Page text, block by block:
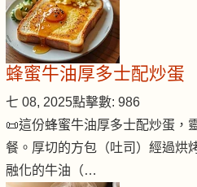
蜂蜜牛油厚多士配炒蛋
七 08, 2025點擊數: 986
📜這份蜂蜜牛油厚多士配炒蛋，
餐。厚切的方包（吐司）經過烘
融化的牛油（…